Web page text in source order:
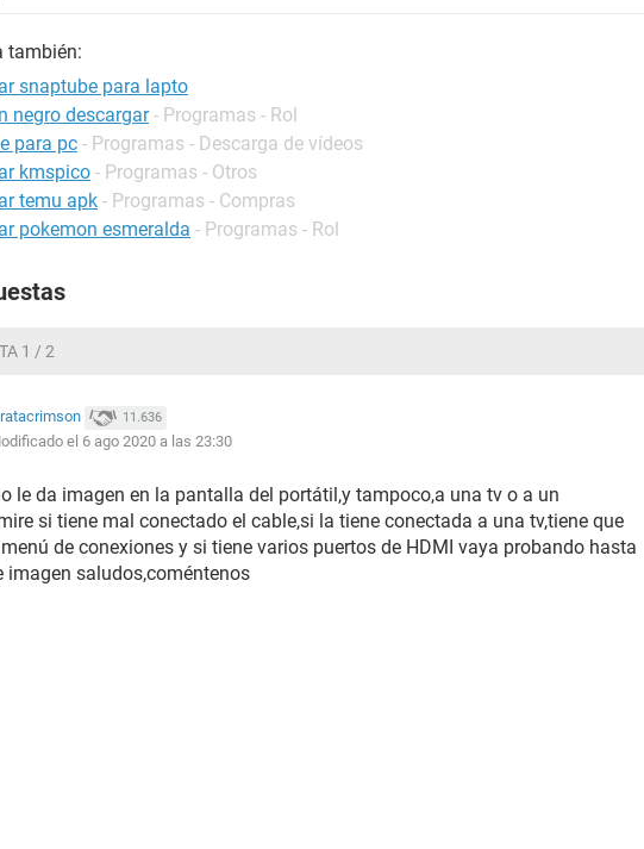
también:
snaptube para lapto
negro descargar - Programas - Rol
para pc - Programas - Descarga de vídeos
kmspico - Programas - Otros
temu apk - Programas - Compras
pokemon esmeralda - Programas - Rol
1 / 2
11.636
el 6 ago 2020 a las 23:30
le da imagen en la pantalla del portátil,y tampoco,a una tv o a un
si tiene mal conectado el cable,si la tiene conectada a una tv,tiene que
de conexiones y si tiene varios puertos de HDMI vaya probando hasta
imagen saludos,coméntenos